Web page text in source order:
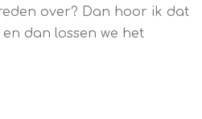
over? Dan hoor ik dat
en dan lossen we het